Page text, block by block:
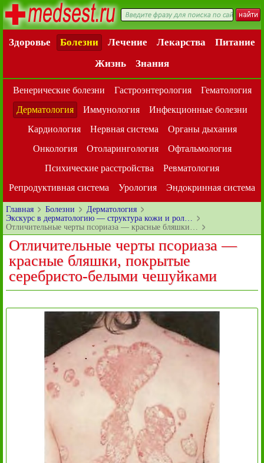
Здоровье Болезни Лечение Лекарства
Питание
Жизнь
Знания
Венерические болезни Гастроэнтерология
Гематология
Дерматология
Иммунология
Инфекционные болезни
Кардиология
Нервная система
Органы дыхания
Онкология
Отоларингология
Офтальмология
Психические расстройства
Ревматология
Репродуктивная система
Урология Эндокринная система
Главная Болезни
Дерматология
Экскурс в дерматологию — структура кожи и рол…
Отличительные черты псориаза — красные бляшки…
Отличительные черты псориаза —
красные бляшки, покрытые
серебристо-белыми чешуйками